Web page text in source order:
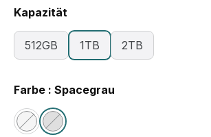
Kapazität
512GB 1TB 2TB
Farbe : Spacegrau